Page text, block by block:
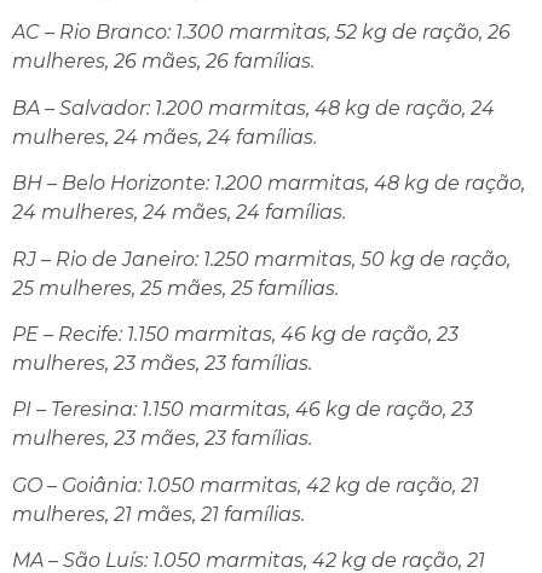
AC – Rio Branco: 1.300 marmitas, 52 kg de ração, 26
mulheres, 26 mães, 26 famílias.
BA – Salvador: 1.200 marmitas, 48 kg de ração, 24
mulheres, 24 mães, 24 famílias.
BH – Belo Horizonte: 1.200 marmitas, 48 kg de ração,
24 mulheres, 24 mães, 24 famílias.
RJ – Rio de Janeiro: 1.250 marmitas, 50 kg de ração,
25 mulheres, 25 mães, 25 famílias.
PE – Recife: 1.150 marmitas, 46 kg de ração, 23
mulheres, 23 mães, 23 famílias.
PI – Teresina: 1.150 marmitas, 46 kg de ração, 23
mulheres, 23 mães, 23 famílias.
GO – Goiânia: 1.050 marmitas, 42 kg de ração, 21
mulheres, 21 mães, 21 famílias.
MA – São Luís: 1.050 marmitas, 42 kg de ração, 21